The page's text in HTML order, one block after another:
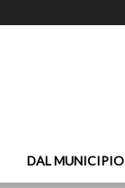
DAL MUNICIPIO